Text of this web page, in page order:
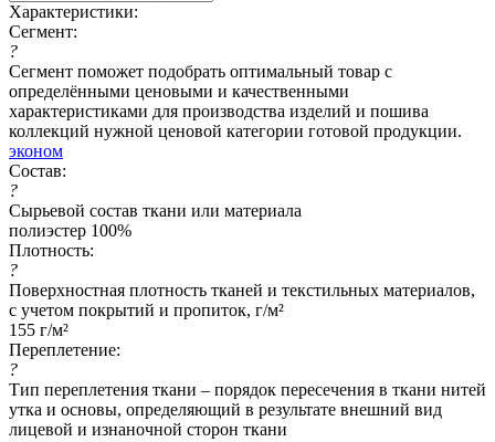
Характеристики:
Сегмент:
?
Сегмент поможет подобрать оптимальный товар с
определёнными ценовыми и качественными
характеристиками для производства изделий и пошива
коллекций нужной ценовой категории готовой продукции.
эконом
Состав:
?
Сырьевой состав ткани или материала
полиэстер 100%
Плотность:
?
Поверхностная плотность тканей и текстильных материалов,
с учетом покрытий и пропиток, г/м²
155 г/м²
Переплетение:
?
Тип переплетения ткани – порядок пересечения в ткани нитей
утка и основы, определяющий в результате внешний вид
лицевой и изнаночной сторон ткани